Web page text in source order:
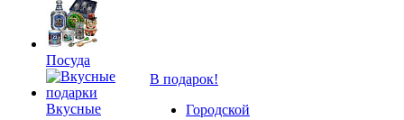
Посуда
Вкусные
В подарок!
Городской